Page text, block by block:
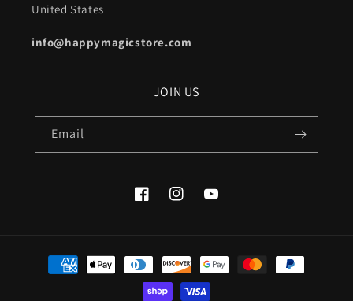
United States
info@happymagicstore.com
JOIN US
Email
FacebookInstagramYouTube
Payment
methods